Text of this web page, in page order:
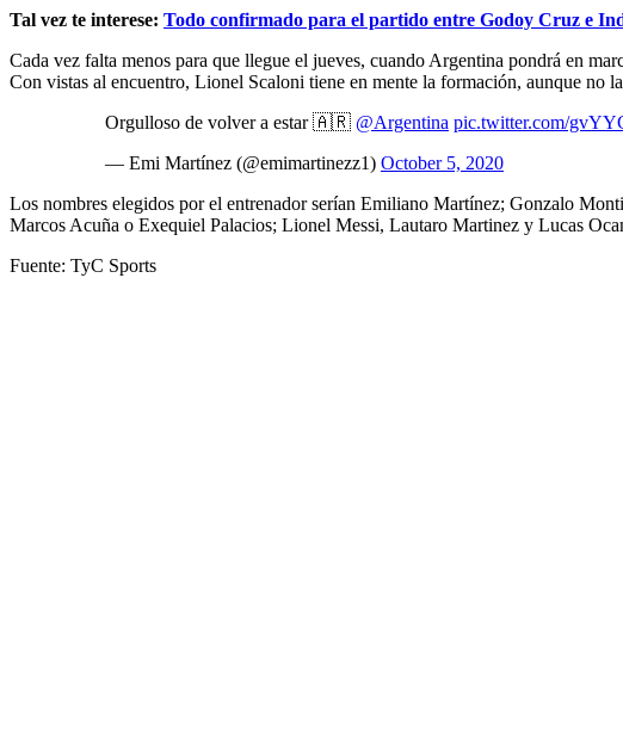
Tal vez te interese: Todo confirmado para el partido entre Godoy Cruz e
Cada vez falta menos para que llegue el jueves, cuando Argentina pondrá en
Con vistas al encuentro, Lionel Scaloni tiene en mente la formación, aunque no
Orgulloso de volver a estar 🇦🇷 @Argentina pic.twitter.com/
— Emi Martínez (@emimartinezz1) October 5, 2020
Los nombres elegidos por el entrenador serían Emiliano Martínez; Gonzalo
Marcos Acuña o Exequiel Palacios; Lionel Messi, Lautaro Martinez y Lucas
Fuente: TyC Sports